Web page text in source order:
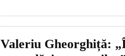
Valeriu Gheorghiță: